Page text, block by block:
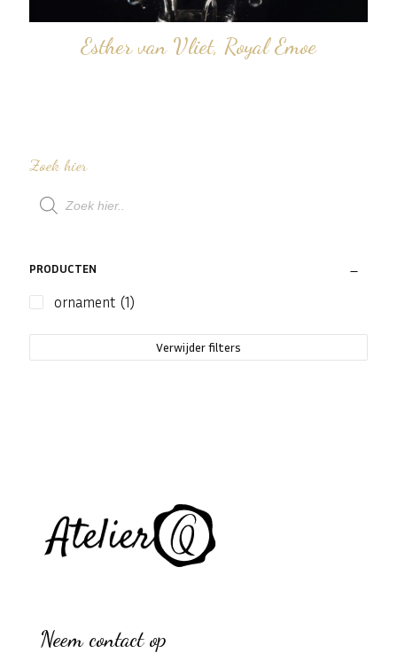
Esther van Vliet, Royal Emoe
Zoek hier
Producten
zoeken
PRODUCTEN
ornament (1)
Verwijder filters
Neem contact op